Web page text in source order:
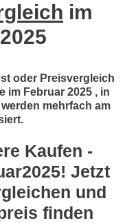
im
oder Preisvergleich
im Februar 2025 , in
mehrfach am
Kaufen -
Jetzt
und
finden